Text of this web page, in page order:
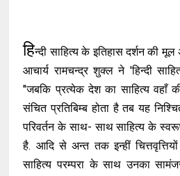
हिन्दी साहित्य के इतिहास दर्शन की
आचार्य रामचन्द्र शुक्ल ने 'हिन्दी
"जबकि प्रत्येक देश का साहित्य वहाँ
संचित प्रतिबिम्ब होता है तब यह
परिवर्तन के साथ- साथ साहित्य के
है. आदि से अन्त तक इन्हीं
साहित्य परम्परा के साथ उनका